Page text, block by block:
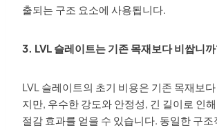
출되는 구조 요소에 사용됩니다.
3. LVL 슬레이트는 기존 목재보다 비쌉니
LVL 슬레이트의 초기 비용은 기존 목재보
지만, 우수한 강도와 안정성, 긴 길이로 인
절감 효과를 얻을 수 있습니다. 동일한 구조